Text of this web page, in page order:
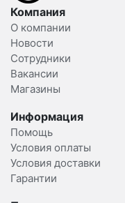
Компания
О компании
Новости
Сотрудники
Вакансии
Магазины
Информация
Помощь
Условия оплаты
Условия доставки
Гарантии